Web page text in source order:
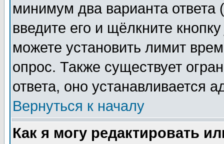
минимум два варианта ответа
введите его и щёлкните
можете установить лимит
опрос. Также существует
ответа, оно устанавливается
Вернуться к началу
Как я могу редактировать